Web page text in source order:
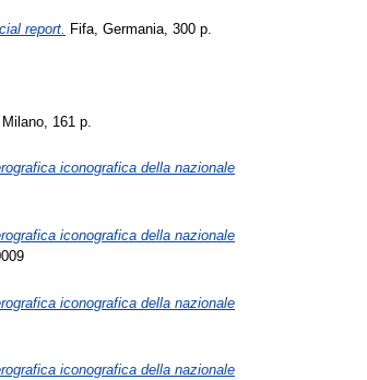
report. Fifa, Germania, 300 p.
161 p.
iconografica della nazionale
iconografica della nazionale
iconografica della nazionale
iconografica della nazionale